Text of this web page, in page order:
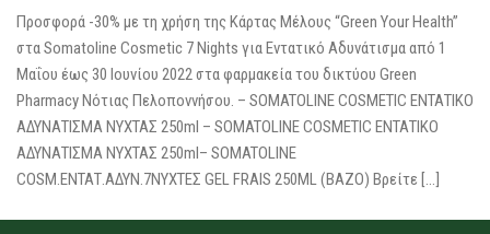
Προσφορά -30% με τη χρήση της Κάρτας Μέλους “Green Your Health”
στα Somatoline Cosmetic 7 Nights για Εντατικό Αδυνάτισμα από 1
Μαΐου έως 30 Ιουνίου 2022 στα φαρμακεία του δικτύου Green
Pharmacy Νότιας Πελοποννήσου. – SOMATOLINE COSMETIC ΕΝΤΑΤΙΚΟ
ΑΔΥΝΑΤΙΣΜΑ ΝΥΧΤΑΣ 250ml – SOMATOLINE COSMETIC ΕΝΤΑΤΙΚΟ
ΑΔΥΝΑΤΙΣΜΑ ΝΥΧΤΑΣ 250ml– SOMATOLINE
COSM.ΕΝΤΑΤ.ΑΔΥΝ.7ΝΥΧΤΕΣ GEL FRAIS 250ML (ΒΑΖΟ) Βρείτε […]